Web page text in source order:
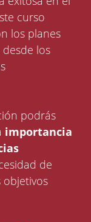
curso
los planes
los
podrás
importancia
de
objetivos